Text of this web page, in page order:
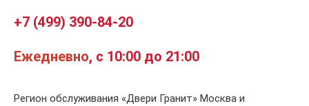
+7 (499) 390-84-20
Ежедневно, с 10:00 до 21:00
Регион обслуживания «Двери Гранит» Москва и